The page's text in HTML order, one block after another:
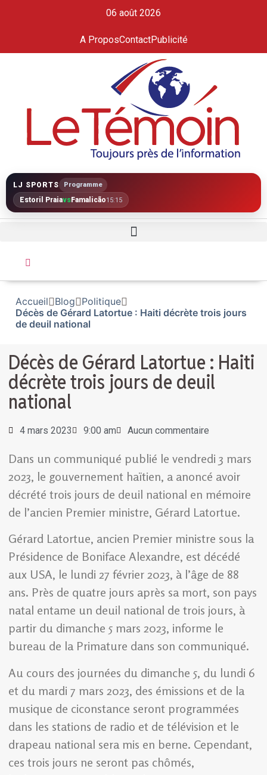
06 août 2026
A ProposContactPublicité
LJ SPORTS Programme
Estoril PraiavsFamalicão15:15
Accueil Blog
Politique
Décès de Gérard Latortue : Haiti décrète trois jours
de deuil national
Décès de Gérard Latortue : Haiti
décrète trois jours de deuil
national
4 mars 2023 9:00 am Aucun commentaire
Dans un communiqué publié le vendredi 3 mars
2023, le gouvernement haïtien, a anoncé avoir
décrété trois jours de deuil national en mémoire
de l’ancien Premier ministre, Gérard Latortue.
Gérard Latortue, ancien Premier ministre sous la
Présidence de Boniface Alexandre, est décédé
aux USA, le lundi 27 février 2023, à l’âge de 88
ans. Près de quatre jours après sa mort, son pays
natal entame un deuil national de trois jours, à
partir du dimanche 5 mars 2023, informe le
bureau de la Primature dans son communiqué.
Au cours des journées du dimanche 5, du lundi 6
et du mardi 7 mars 2023, des émissions et de la
musique de ciconstance seront programmées
dans les stations de radio et de télévision et le
drapeau national sera mis en berne. Cependant,
ces trois jours ne seront pas chômés,